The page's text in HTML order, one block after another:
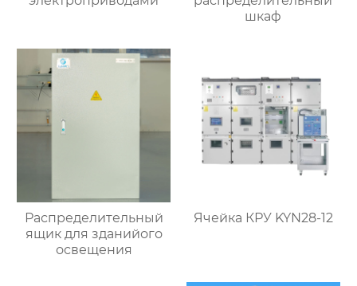
шкаф
Распределительный
ящик для зданийого
освещения
Ячейка КРУ KYN28-12